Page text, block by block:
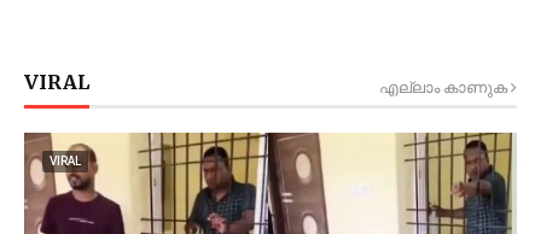
VIRAL എല്ലാം കാണുക
VIRAL